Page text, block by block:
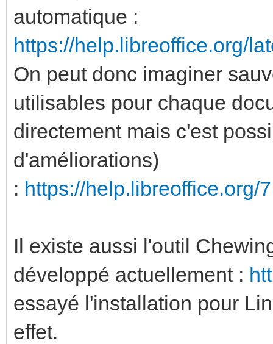
automatique :
https://help.libreoffice.org/
On peut donc imaginer
utilisables pour chaque
directement mais c'est
d'améliorations)
: https://help.libreoffice.org/
Il existe aussi l'outil
développé actuellement :
essayé l'installation pour
effet.